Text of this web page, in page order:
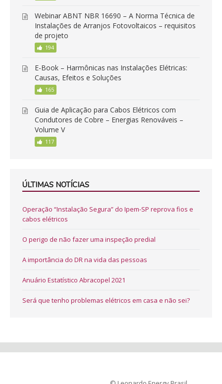
Webinar ABNT NBR 16690 – A Norma Técnica de
Instalações de Arranjos Fotovoltaicos – requisitos
de projeto
194
E-Book – Harmônicas nas Instalações Elétricas:
Causas, Efeitos e Soluções
165
Guia de Aplicação para Cabos Elétricos com
Condutores de Cobre – Energias Renováveis –
Volume V
117
ÚLTIMAS NOTÍCIAS
Operação “Instalação Segura” do Ipem-SP reprova fios e
cabos elétricos
O perigo de não fazer uma inspeção predial
A importância do DR na vida das pessoas
Anuário Estatístico Abracopel 2021
Será que tenho problemas elétricos em casa e não sei?